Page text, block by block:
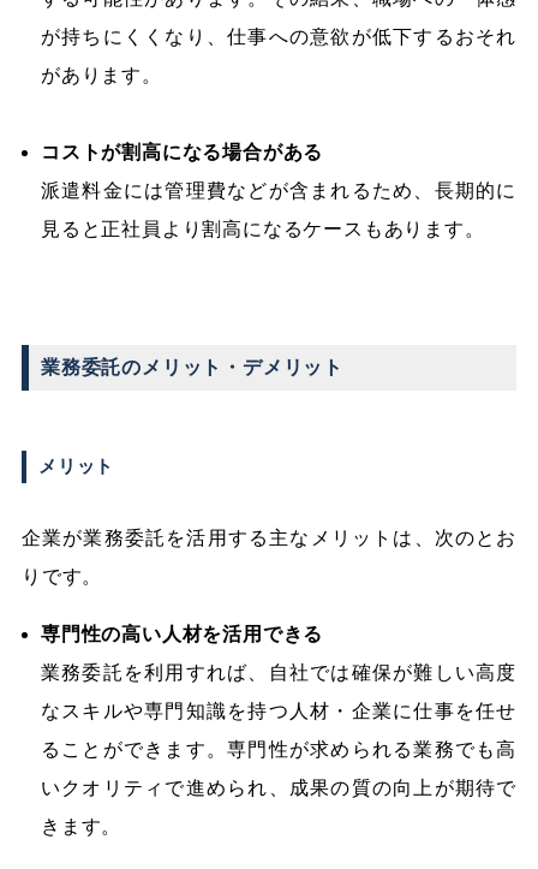
が持ちにくくなり、仕事への意欲が低下するおそれ
があります。
コストが割高になる場合がある
派遣料金には管理費などが含まれるため、長期的に
見ると正社員より割高になるケースもあります。
業務委託のメリット・デメリット
メリット
企業が業務委託を活用する主なメリットは、次のとお
りです。
専門性の高い人材を活用できる
業務委託を利用すれば、自社では確保が難しい高度
なスキルや専門知識を持つ人材・企業に仕事を任せ
ることができます。専門性が求められる業務でも高
いクオリティで進められ、成果の質の向上が期待で
きます。